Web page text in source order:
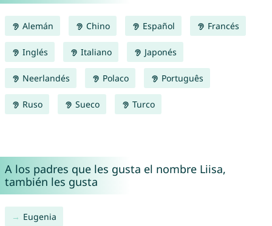
Alemán Chino Español Francés
Inglés Italiano Japonés
Neerlandés Polaco Português
Ruso Sueco Turco
A los padres que les gusta el nombre Liisa,
también les gusta
Eugenia